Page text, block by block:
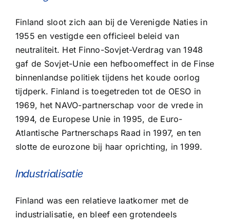
Finland sloot zich aan bij de Verenigde Naties in
1955 en vestigde een officieel beleid van
neutraliteit. Het Finno-Sovjet-Verdrag van 1948
gaf de Sovjet-Unie een hefboomeffect in de Finse
binnenlandse politiek tijdens het koude oorlog
tijdperk. Finland is toegetreden tot de OESO in
1969, het NAVO-partnerschap voor de vrede in
1994, de Europese Unie in 1995, de Euro-
Atlantische Partnerschaps Raad in 1997, en ten
slotte de eurozone bij haar oprichting, in 1999.
Industrialisatie
Finland was een relatieve laatkomer met de
industrialisatie, en bleef een grotendeels